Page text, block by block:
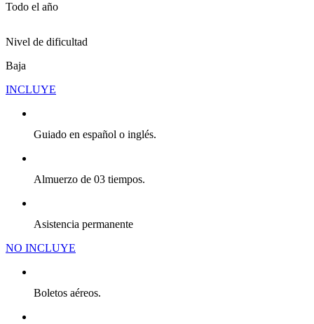
Todo el año
Nivel de dificultad
Baja
INCLUYE
Guiado en español o inglés.
Almuerzo de 03 tiempos.
Asistencia permanente
NO INCLUYE
Boletos aéreos.